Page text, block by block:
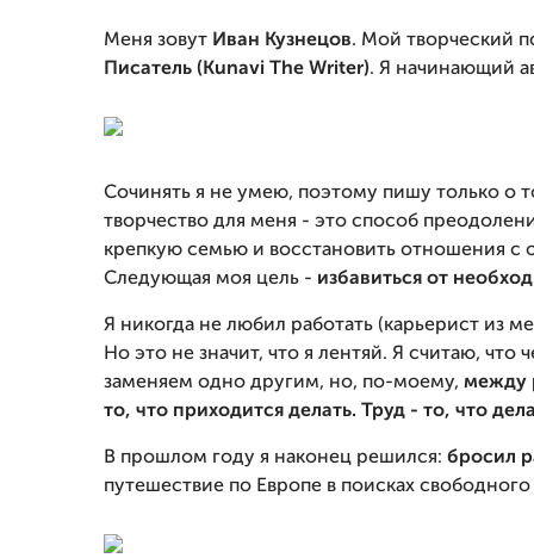
Меня зовут Иван Кузнецов. Мой творческий
Писатель (Kunavi The Writer). Я начинающий
Сочинять я не умею, поэтому пишу только о
творчество для меня - это способ
крепкую семью и восстановить отношения с
Следующая моя цель - избавиться от
Я никогда не любил работать (карьерист из
Но это не значит, что я лентяй. Я считаю,
заменяем одно другим, но, по-моему, между
то, что приходится делать. Труд - то, что
В прошлом году я наконец решился: бросил
путешествие по Европе в поисках